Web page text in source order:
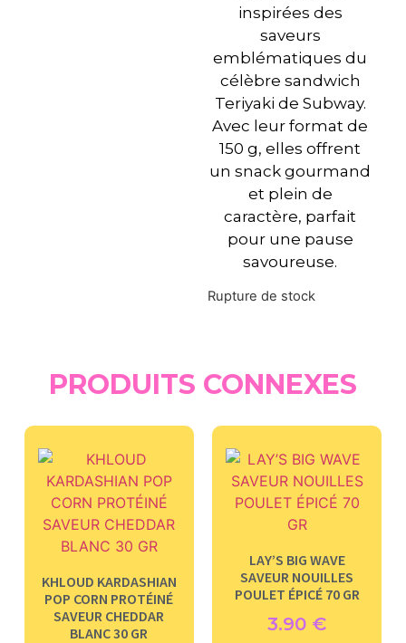
inspirées des
saveurs
emblématiques du
célèbre sandwich
Teriyaki de Subway.
Avec leur format de
150 g, elles offrent
un snack gourmand
et plein de
caractère, parfait
pour une pause
savoureuse.
Rupture de stock
PRODUITS CONNEXES
KHLOUD KARDASHIAN
POP CORN PROTÉINÉ
SAVEUR CHEDDAR
BLANC 30 GR
LAY’S BIG WAVE
SAVEUR NOUILLES
POULET ÉPICÉ 70 GR
3.90 €